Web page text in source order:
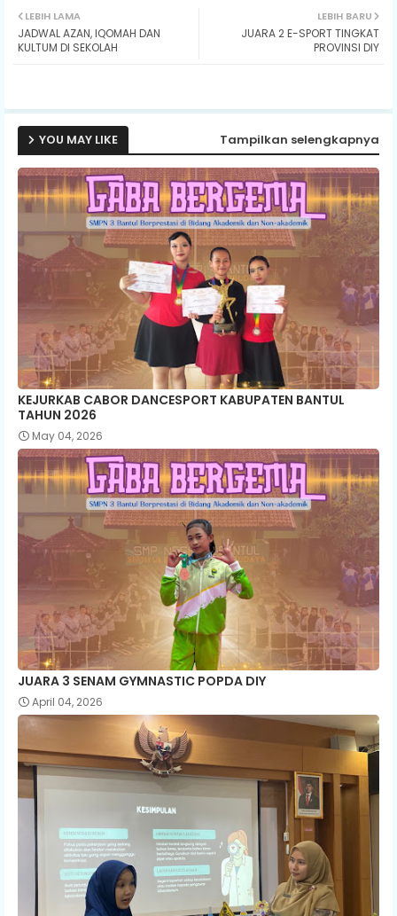
ats
p
LEBIH BARU
JUARA 2 E-SPORT TINGKAT
PROVINSI DIY
LEBIH LAMA
JADWAL AZAN, IQOMAH DAN
KULTUM DI SEKOLAH
YOU MAY LIKE Tampilkan selengkapnya
KEJURKAB CABOR DANCESPORT KABUPATEN BANTUL
TAHUN 2026
May 04, 2026
JUARA 3 SENAM GYMNASTIC POPDA DIY
April 04, 2026